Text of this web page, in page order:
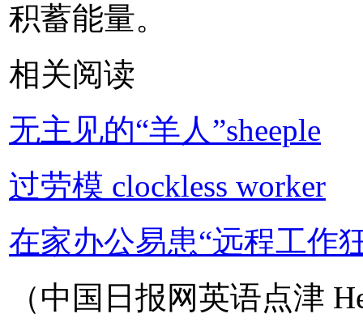
积蓄能量。
相关阅读
无主见的“羊人”sheeple
过劳模 clockless worker
在家办公易患“远程工作
（中国日报网英语点津